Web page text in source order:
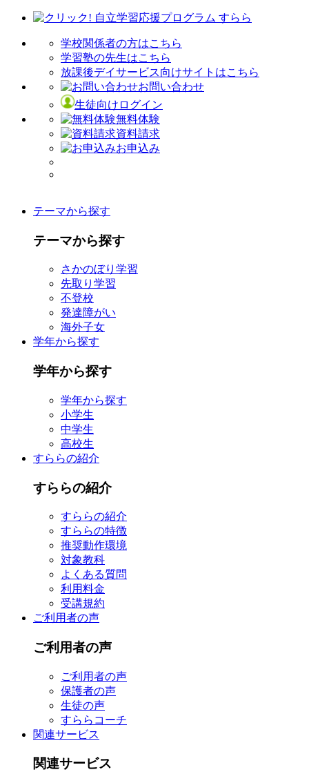
学校関係者の方はこちら
学習塾の先生はこちら
放課後デイサービス向けサイトはこちら
お問い合わせ
生徒向けログイン
無料体験
資料請求
お申込み
テーマから探す
テーマから探す
さかのぼり学習
先取り学習
不登校
発達障がい
海外子女
学年から探す
学年から探す
学年から探す
小学生
中学生
高校生
すららの紹介
すららの紹介
すららの紹介
すららの特徴
推奨動作環境
対象教科
よくある質問
利用料金
受講規約
ご利用者の声
ご利用者の声
ご利用者の声
保護者の声
生徒の声
すららコーチ
関連サービス
関連サービス